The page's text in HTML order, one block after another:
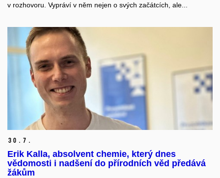
v rozhovoru. Vypráví v něm nejen o svých začátcích, ale...
30. 7.
Erik Kalla, absolvent chemie, který dnes
vědomosti i nadšení do přírodních věd předává
žákům